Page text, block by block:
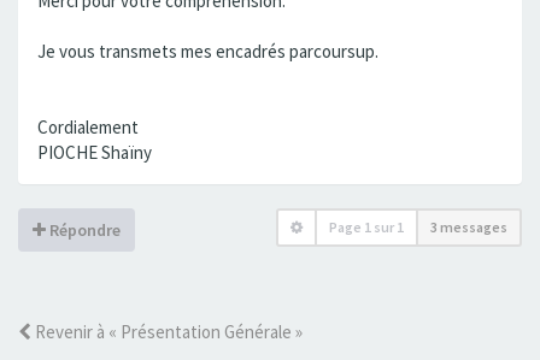
Je vous transmets mes encadrés parcoursup.
Cordialement
PIOCHE Shaïny
Répondre Page 1 sur 1 3 messages
Revenir à « Présentation Générale »